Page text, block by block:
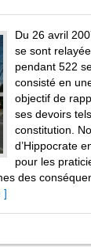
Du 26 avril
se sont
pendant 522
consisté en
objectif de
ses devoirs
constitution.
d’Hippocrate
pour les
des
]